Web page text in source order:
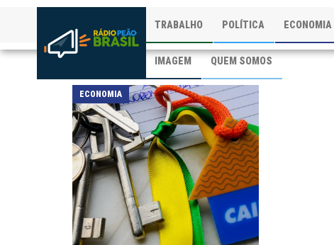
TRABALHO POLÍTICA ECONOMIA
IMAGEM QUEM SOMOS
ECONOMIA